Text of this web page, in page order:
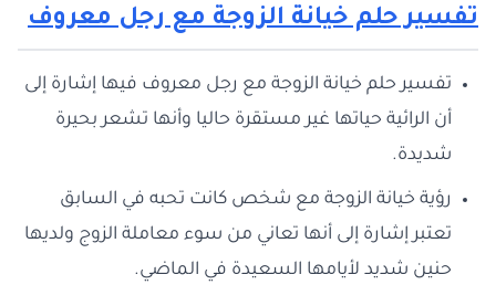
تفسير حلم خيانة الزوجة مع رجل معروف
تفسير حلم خيانة الزوجة مع رجل معروف فيها إشارة إلى
أن الرائية حياتها غير مستقرة حاليا وأنها تشعر بحيرة
شديدة.
رؤية خيانة الزوجة مع شخص كانت تحبه في السابق
تعتبر إشارة إلى أنها تعاني من سوء معاملة الزوج ولديها
حنين شديد لأيامها السعيدة في الماضي.